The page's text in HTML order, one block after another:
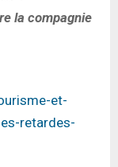
la compagnie
et-
retardes-